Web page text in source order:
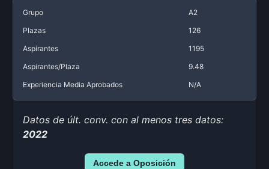
Grupo
A2
Plazas
126
Aspirantes
1195
Aspirantes/Plaza
9.48
Experiencia Media Aprobados
N/A
Datos de últ. conv. con al menos tres datos:
2022
Accede a Oposición